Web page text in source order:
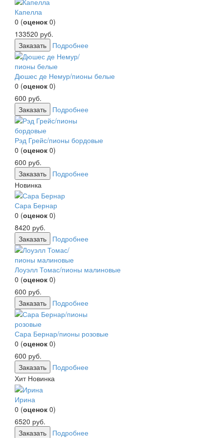
Капелла
0 (оценок 0)
133520 руб.
Заказать
Подробнее
Дюшес де Немур/пионы белые
0 (оценок 0)
600 руб.
Заказать
Подробнее
Рэд Грейс/пионы бордовые
0 (оценок 0)
600 руб.
Заказать
Подробнее
Новинка
Сара Бернар
0 (оценок 0)
8420 руб.
Заказать
Подробнее
Лоуэлл Томас/пионы малиновые
0 (оценок 0)
600 руб.
Заказать
Подробнее
Сара Бернар/пионы розовые
0 (оценок 0)
600 руб.
Заказать
Подробнее
Хит Новинка
Ирина
0 (оценок 0)
6520 руб.
Заказать
Подробнее